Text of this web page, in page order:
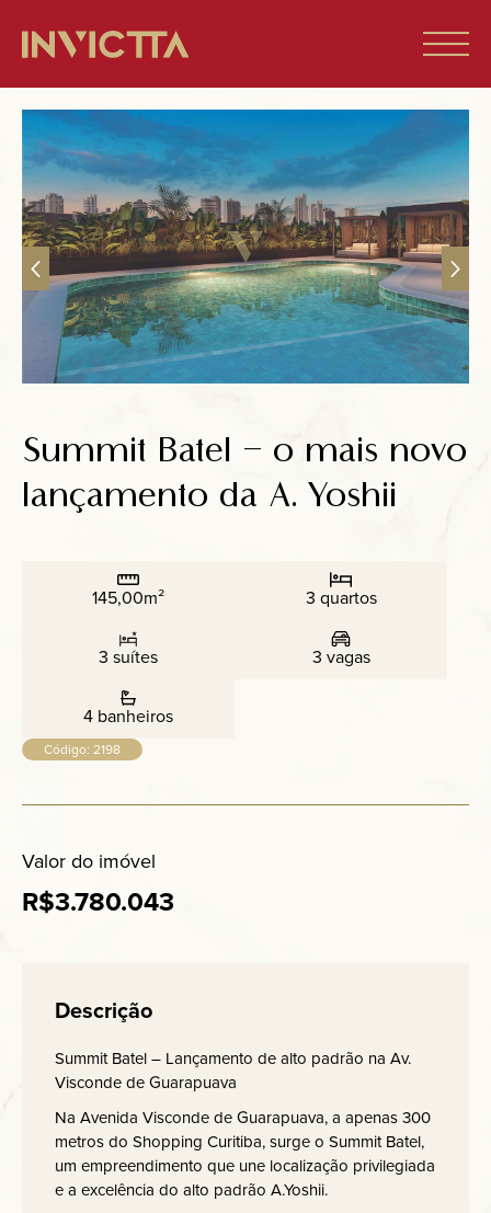
Home
Imóveis à venda
Empreendimentos
Blog
Sobre nós
Anuncie
Contato
Summit Batel – o mais novo
lançamento da A. Yoshii
145,00m² 3 quartos
3 suítes 3 vagas
4 banheiros
Código: 2198
Valor do imóvel
R$3.780.043
Descrição
Summit Batel – Lançamento de alto padrão na Av.
Visconde de Guarapuava
Na Avenida Visconde de Guarapuava, a apenas 300
metros do Shopping Curitiba, surge o Summit Batel,
um empreendimento que une localização privilegiada
e a excelência do alto padrão A.Yoshii.